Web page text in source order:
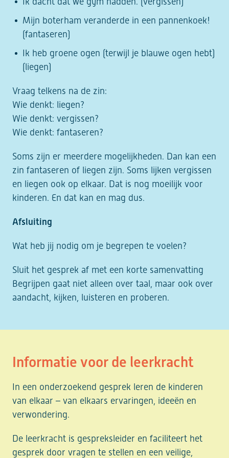
Mijn boterham veranderde in een pannenkoek!
(fantaseren)
Ik heb groene ogen (terwijl je blauwe ogen hebt)
(liegen)
Vraag telkens na de zin:
Wie denkt: liegen?
Wie denkt: vergissen?
Wie denkt: fantaseren?
Soms zijn er meerdere mogelijkheden. Dan kan een
zin fantaseren of liegen zijn. Soms lijken vergissen
en liegen ook op elkaar. Dat is nog moeilijk voor
kinderen. En dat kan en mag dus.
Afsluiting
Wat heb jij nodig om je begrepen te voelen?
Sluit het gesprek af met een korte samenvatting
Begrijpen gaat niet alleen over taal, maar ook over
aandacht, kijken, luisteren en proberen.
Informatie voor de leerkracht
In een onderzoekend gesprek leren de kinderen
van elkaar – van elkaars ervaringen, ideeën en
verwondering.
De leerkracht is gespreksleider en faciliteert het
gesprek door vragen te stellen en een veilige,